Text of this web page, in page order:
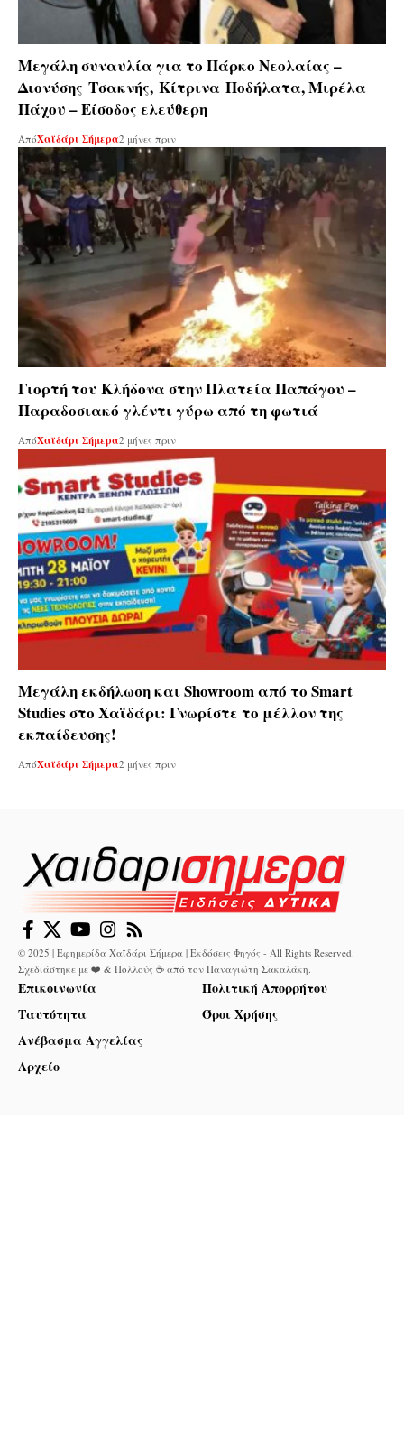
Μεγάλη συναυλία για το Πάρκο Νεολαίας –
Διονύσης Τσακνής, Κίτρινα Ποδήλατα, Μιρέλα
Πάχου – Είσοδος ελεύθερη
ΑπόΧαϊδάρι Σήμερα2 μήνες πριν
Γιορτή του Κλήδονα στην Πλατεία Παπάγου –
Παραδοσιακό γλέντι γύρω από τη φωτιά
ΑπόΧαϊδάρι Σήμερα2 μήνες πριν
Μεγάλη εκδήλωση και Showroom από το Smart
Studies στο Χαϊδάρι: Γνωρίστε το μέλλον της
εκπαίδευσης!
ΑπόΧαϊδάρι Σήμερα2 μήνες πριν
© 2025 | Εφημερίδα Χαϊδάρι Σήμερα | Εκδόσεις Φηγός - All Rights Reserved.
Σχεδιάστηκε με ❤️ & Πολλούς ☕ από τον Παναγιώτη Σακαλάκη
Επικοινωνία
Ταυτότητα
Ανέβασμα Αγγελίας
Αρχείο
Πολιτική Απορρήτου
Όροι Χρήσης